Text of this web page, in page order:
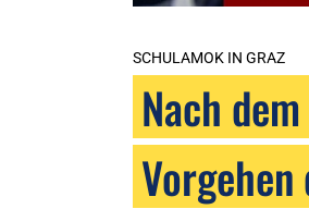
SCHULAMOK IN GRAZ
Nach